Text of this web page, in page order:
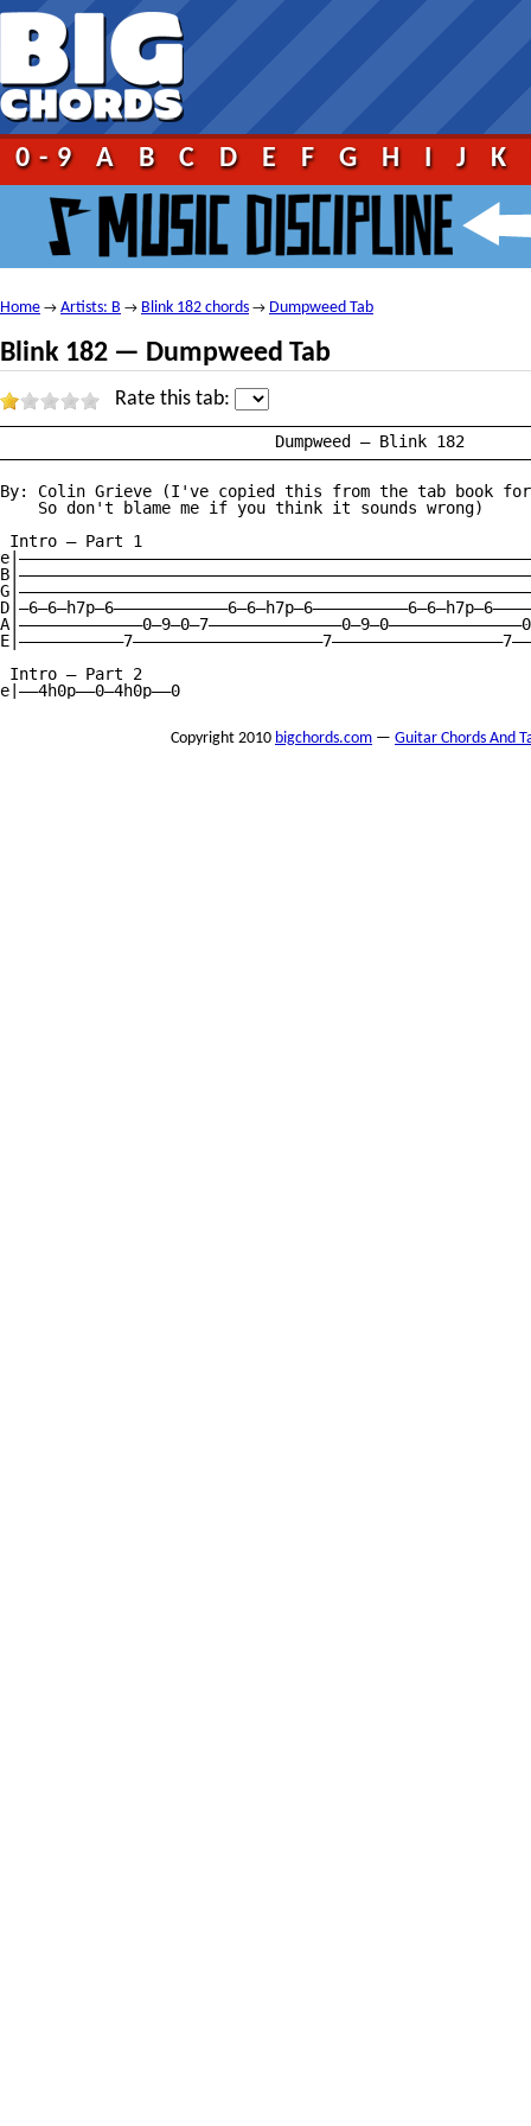
0-9 A B C D E F G H I J K
Home → Artists: B → Blink 182 chords → Dumpweed Tab
Blink 182 — Dumpweed Tab
Rate this tab:
By: Colin Grieve (I've copied this from the tab book
    So don't blame me if you think it sounds wrong)
Intro — Part 1
Intro — Part 2
e|——4h0p——0—4h0p——0
Copyright 2010 bigchords.com — Guitar Chords And